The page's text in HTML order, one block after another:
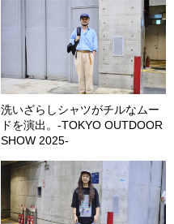
洗いざらしシャツがチルなムー
ドを演出。-TOKYO OUTDOOR
SHOW 2025-